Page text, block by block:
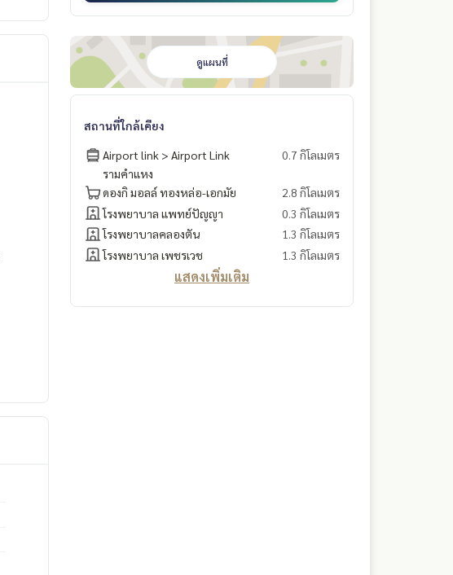
ดูแผนที่
สถานที่ใกล้เคียง
Airport link > Airport Link
รามคำแหง
0.7 กิโลเมตร
ดองกิ มอลล์ ทองหล่อ-เอกมัย
2.8 กิโลเมตร
โรงพยาบาล แพทย์ปัญญา
0.3 กิโลเมตร
โรงพยาบาลคลองตัน
1.3 กิโลเมตร
โรงพยาบาล เพชรเวช
1.3 กิโลเมตร
แสดงเพิ่มเติม